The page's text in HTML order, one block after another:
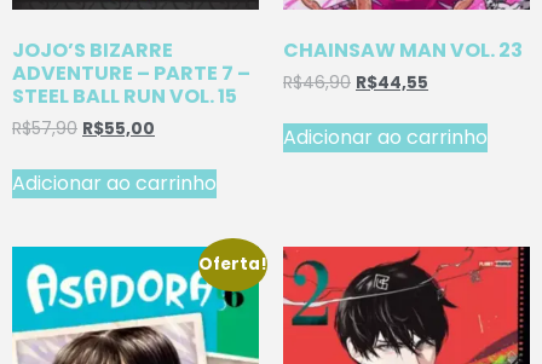
JOJO’S BIZARRE
ADVENTURE – PARTE 7 –
STEEL BALL RUN VOL. 15
R$57,90 R$55,00
Adicionar ao carrinho
CHAINSAW MAN VOL. 23
R$46,90 R$44,55
Adicionar ao carrinho
Oferta!